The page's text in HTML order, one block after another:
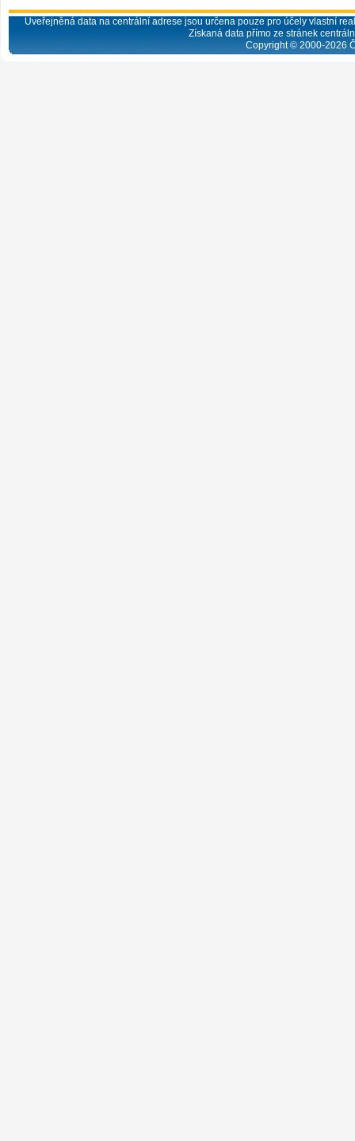
Uveřejněná data na centrální adrese jsou určena pouze pro účely vlastní
Získaná data přímo ze stránek
Copyright © 2000-2026